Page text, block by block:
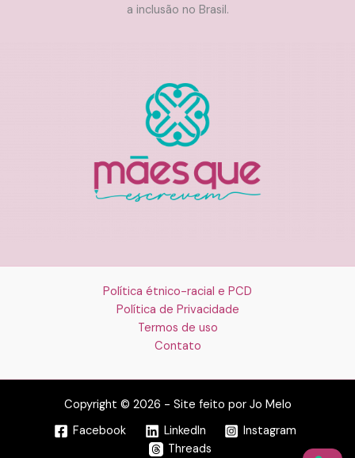
a inclusão no Brasil.
Política étnico-racial e PCD
Política de Privacidade
Termos de uso
Contato
Copyright © 2026 - Site feito por Jo Melo
Facebook
LinkedIn
Instagram
Threads